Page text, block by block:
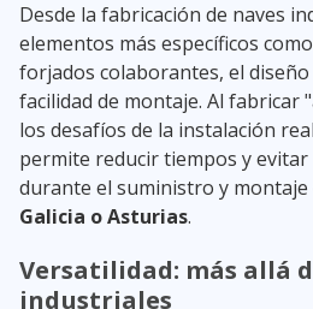
Desde la fabricación de naves
elementos más específicos
forjados colaborantes, el
facilidad de montaje. Al fabricar
los desafíos de la instalación
permite reducir tiempos y
durante el suministro y
Galicia o Asturias.
Versatilidad: más allá
industriales